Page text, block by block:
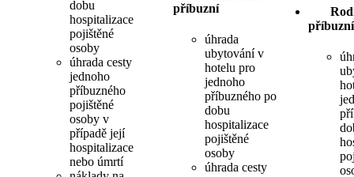
dobu
hospitalizace
pojištěné
osoby
úhrada cesty
jednoho
příbuzného
pojištěné
osoby v
případě její
hospitalizace
nebo úmrtí
příbuzní
úhrada
ubytování v
hotelu pro
jednoho
příbuzného po
dobu
hospitalizace
pojištěné
osoby
úhrada cesty
příbuzní